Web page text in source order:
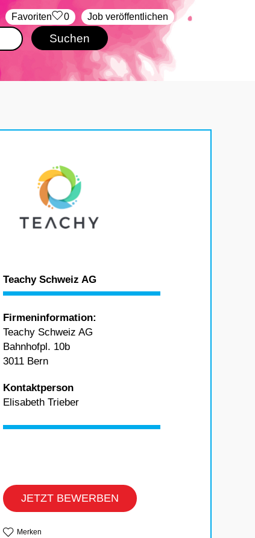
Job veröffentlichen
‏Favoriten 0
Teachy Schweiz AG
Firmeninformation:
Teachy Schweiz AG
Bahnhofpl. 10b
3011 Bern
Kontaktperson
Elisabeth Trieber
JETZT BEWERBEN
Merken